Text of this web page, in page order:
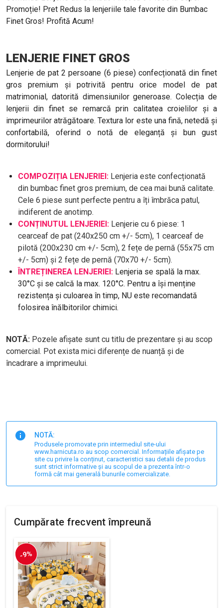
Promoție! Pret Redus la lenjeriile tale favorite din Bumbac
Finet Gros! Profită Acum!
LENJERIE FINET GROS
Lenjerie de pat 2 persoane (6 piese) confecționată din finet
gros premium și potrivită pentru orice model de pat
matrimonial, datorită dimensiunilor generoase. Colecția de
lenjerii din finet se remarcă prin calitatea croielilor și a
imprimeurilor atrăgătoare. Textura lor este una fină, netedă și
confortabilă, oferind o notă de eleganță și bun gust
dormitorului!
COMPOZIȚIA LENJERIEI: Lenjeria este confecționată
din bumbac finet gros premium, de cea mai bună calitate.
Cele 6 piese sunt perfecte pentru a îți îmbrăca patul,
indiferent de anotimp.
CONȚINUTUL LENJERIEI: Lenjerie cu 6 piese: 1
cearceaf de pat (240x250 cm +/- 5cm), 1 cearceaf de
pilotă (200x230 cm +/- 5cm), 2 fețe de pernă (55x75 cm
+/- 5cm) și 2 fețe de pernă (70x70 +/- 5cm).
ÎNTREȚINEREA LENJERIEI: Lenjeria se spală la max.
30°C și se calcă la max. 120°C. Pentru a își menține
rezistența și culoarea în timp, NU este recomandată
folosirea înălbitorilor chimici.
NOTĂ: Pozele afișate sunt cu titlu de prezentare și au scop
comercial. Pot exista mici diferențe de nuanță și de
încadrare a imprimeului.
NOTĂ:
Produsele promovate prin intermediul site-ului
www.harnicuta.ro au scop comercial. Informațiile afișate pe
site cu privire la conținut, caracteristici sau detalii de produs
sunt strict informative și au scopul de a prezenta într-o
formă cât mai generală bunurile comercializate.
Cumpărate frecvent împreună
-9%